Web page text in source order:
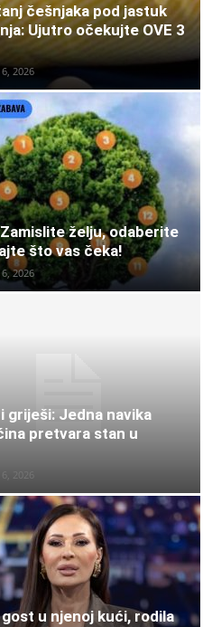
češnjaka pod jastuk
Ujutro očekujte OVE 3
2026
želju, odaberite
što vas čeka!
2026
griješi: Jedna navika
pretvara stan u
2026
u njenoj kući, rodila